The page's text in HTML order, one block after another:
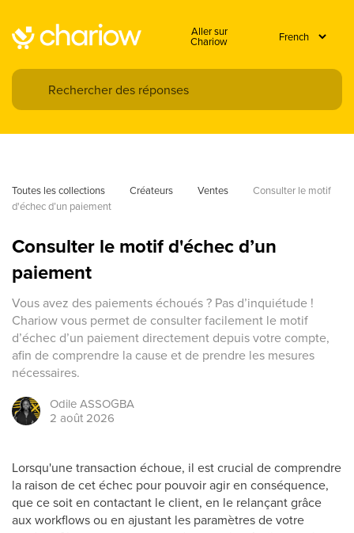
Aller sur
Chariow
Toutes les collections Créateurs Ventes
Consulter le motif
d'échec d’un paiement
Consulter le motif d'échec d’un
paiement
Vous avez des paiements échoués ? Pas d’inquiétude !
Chariow vous permet de consulter facilement le motif
d’échec d’un paiement directement depuis votre compte,
afin de comprendre la cause et de prendre les mesures
nécessaires.
OdileASSOGBA
2 août 2026
Lorsqu'une transaction échoue, il est crucial de comprendre
la raison de cet échec pour pouvoir agir en conséquence,
que ce soit en contactant le client, en le relançant grâce
aux workflows ou en ajustant les paramètres de votre